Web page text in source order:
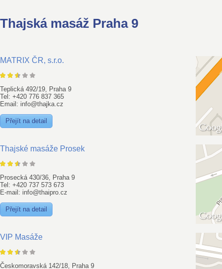
Thajská masáž Praha 9
MATRIX ČR, s.r.o.
Teplická 492/19, Praha 9
Tel: +420 776 837 365
Email: info@thajka.cz
Přejít na detail
Thajské masáže Prosek
Prosecká 430/36, Praha 9
Tel: +420 737 573 673
E-mail: info@thaipro.cz
Přejít na detail
VIP Masáže
Českomoravská 142/18, Praha 9